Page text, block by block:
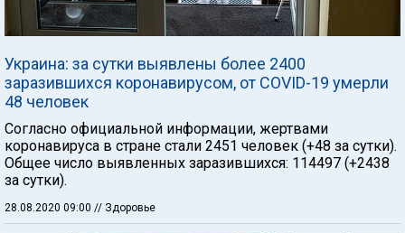
Украина: за сутки выявлены более 2400
заразившихся коронавирусом, от COVID-19 умерли
48 человек
Согласно официальной информации, жертвами
коронавируса в стране стали 2451 человек (+48 за сутки).
Общее число выявленных заразившихся: 114497 (+2438
за сутки).
28.08.2020 09:00 // Здоровье